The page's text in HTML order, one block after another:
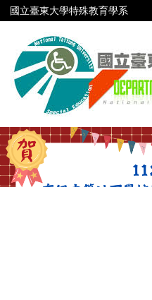
跳
到
內
容
國立臺東大學特殊教育學系